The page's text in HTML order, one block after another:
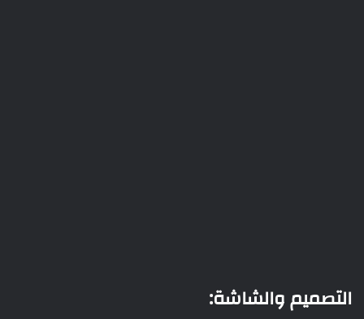
التصميم والشاشة: